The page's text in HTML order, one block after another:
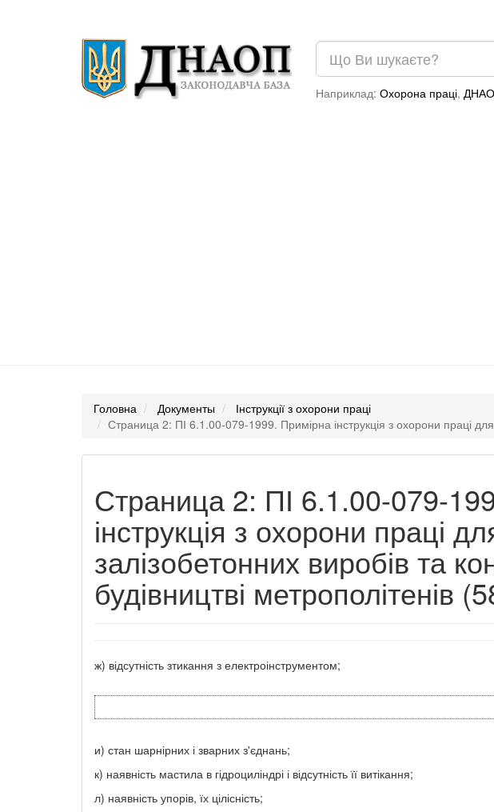
Наприклад: Охорона праці,
Головна Документы
Інструкції з охорони праці
Страница 2: ПІ 6.1.00-079-1999. Примірна інструкція з охорони праці
Страница 2: ПІ 6.1.00-079-
інструкція з охорони праці
залізобетонних виробів та
будівництві метрополітенів
ж) відсутність зтикання з електроінструментом;
и) стан шарнірних і зварних з'єднань;
к) наявність мастила в гідроциліндрі і відсутність її витікання;
л) наявність упорів, їх цілісність;